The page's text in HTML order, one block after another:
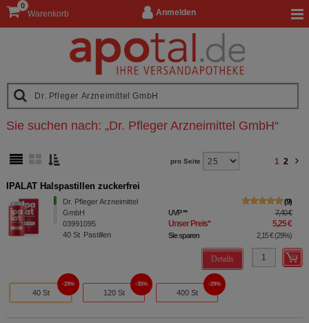
Anmelden
Warenkorb
0
Sie suchen nach: „Dr. Pfleger Arzneimittel GmbH“
pro Seite 1 2
IPALAT Halspastillen zuckerfrei
Dr. Pfleger Arzneimittel
GmbH
03991095
40 St Pastillen
9
UVP** 7,40 €
Unser Preis* 5,25 €
Sie sparen 2,15 €(29%)
Details
40 St
29%
120 St
35%
400 St
29%